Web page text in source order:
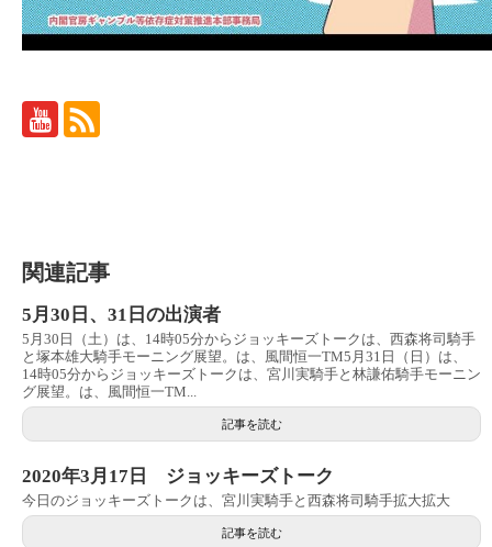
関連記事
5月30日、31日の出演者
5月30日（土）は、14時05分からジョッキーズトークは、西森将司騎手
と塚本雄大騎手モーニング展望。は、風間恒一TM5月31日（日）は、
14時05分からジョッキーズトークは、宮川実騎手と林謙佑騎手モーニン
グ展望。は、風間恒一TM...
記事を読む
2020年3月17日 ジョッキーズトーク
今日のジョッキーズトークは、宮川実騎手と西森将司騎手拡大拡大
記事を読む